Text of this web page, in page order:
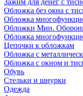
Зажим для денег с
Обложка без окна с
Обложка
Обложки Мин.
Обложка
Цепочки к обложкам
Обложка с
Обложка с окном и
Обувь
Стельки и шнурки
Одежда